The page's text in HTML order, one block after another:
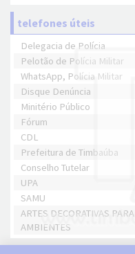
telefones úteis
Delegacia de Polícia
Pelotão de Polícia Militar
WhatsApp, Polícia Militar
Disque Denúncia
Minitério Público
Fórum
CDL
Prefeitura de Timbaúba
Conselho Tutelar
UPA
SAMU
ARTES DECORATIVAS PARA
AMBIENTES